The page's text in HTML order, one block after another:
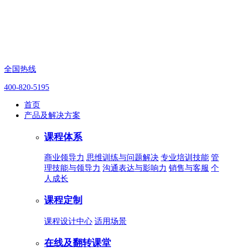
全国热线
400-820-5195
首页
产品及解决方案
课程体系
商业领导力 思维训练与问题解决 专业培训技能 管
理技能与领导力 沟通表达与影响力 销售与客服 个
人成长
课程定制
课程设计中心 适用场景
在线及翻转课堂